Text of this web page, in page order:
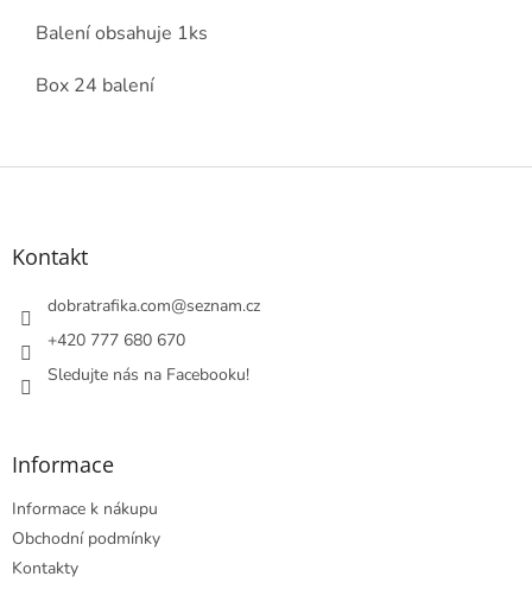
Balení obsahuje 1ks
Box 24 balení
Z
Kontakt
dobratrafika.com@seznam.cz
+420 777 680 670
Sledujte nás na Facebooku!
Informace
Informace k nákupu
Obchodní podmínky
Kontakty